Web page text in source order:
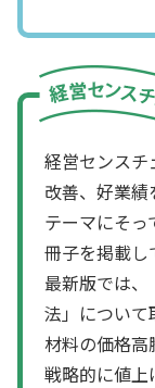
経営センスチ
改善、好業績
テーマにそ
冊子を掲載し
最新版では
法」について
材料の価格高
戦略的に値上